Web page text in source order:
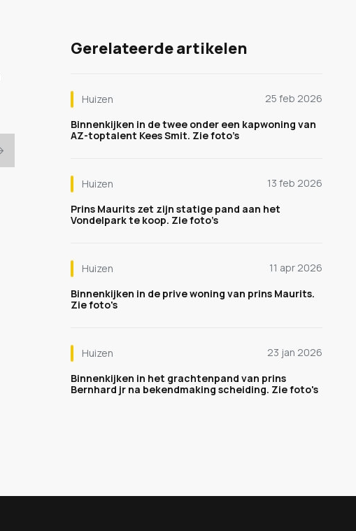
Gerelateerde artikelen
Huizen
25 feb 2026
Binnenkijken in de twee onder een kapwoning van
AZ-toptalent Kees Smit. Zie foto’s
Huizen
13 feb 2026
Prins Maurits zet zijn statige pand aan het
Vondelpark te koop. Zie foto’s
Huizen
11 apr 2026
Binnenkijken in de prive woning van prins Maurits.
Zie foto's
Huizen
23 jan 2026
Binnenkijken in het grachtenpand van prins
Bernhard jr na bekendmaking scheiding. Zie foto's